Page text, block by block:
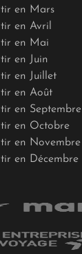
en Mars
en Avril
en Mai
en Juin
en Juillet
en Août
en Septembre
en Octobre
en Novembre
en Décembre